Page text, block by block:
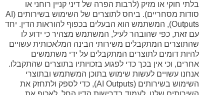
בלתי חוקי או מזיק (לרבות הפרה של דיני קניין רוחני או
סודות מסחריים). ביחס לתוצרים של השימוש בשירותים (AI
Outputs), המשתמש הוא הבעלים בכפוף להוראות הדין. יחד
עם זאת, כפי שהובהר לעיל, המשתמש מצהיר כי ידוע לו
שהתוצרים המתקבלים משירותי הבינה המלאכותית עשויים
להיות דומים לתוצרים המתקבלים על ידי משתמשים
אחרים, וכי אין בכך כדי לפגוע בזכויותיו בתוצרים שהתקבלו.
אנחנו עשויים לעשות שימוש בתוכן המשתמש ובתוצרי
השימוש בשירותים (AI Outputs), כדי לספק ולתחזק את